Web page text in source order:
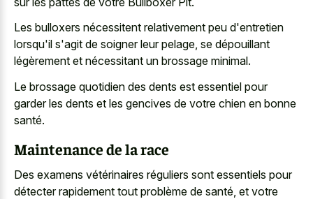
Les bulloxers nécessitent relativement peu d'entretien
lorsqu'il s'agit de soigner leur pelage, se dépouillant
légèrement et nécessitant un brossage minimal.
Le brossage quotidien des dents est essentiel pour
garder les dents et les gencives de votre chien en bonne
santé.
Maintenance de la race
Des examens vétérinaires réguliers sont essentiels pour
détecter rapidement tout problème de santé, et votre